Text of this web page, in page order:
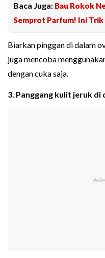
Baca Juga: Bau Rokok
Semprot Parfum! Ini Trik
Biarkan pinggan di dalam
juga mencoba
dengan cuka saja.
3. Panggang kulit jeruk di